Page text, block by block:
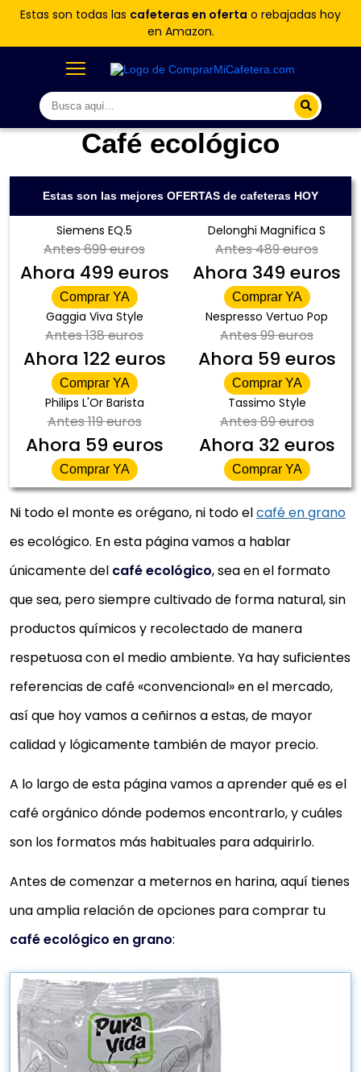
Estas son todas las cafeteras en oferta o rebajadas hoy
en Amazon.
Café ecológico
Estas son las mejores OFERTAS de cafeteras HOY
Siemens EQ.5
Antes699 euros
Ahora 499 euros
Comprar YA
Delonghi Magnifica S
Antes489 euros
Ahora 349 euros
Comprar YA
Gaggia Viva Style
Antes138 euros
Ahora 122 euros
Comprar YA
Nespresso Vertuo Pop
Antes99 euros
Ahora 59 euros
Comprar YA
Philips L'Or Barista
Antes119 euros
Ahora 59 euros
Comprar YA
Tassimo Style
Antes89 euros
Ahora 32 euros
Comprar YA
Ni todo el monte es orégano, ni todo elcafé en grano
es ecológico. En esta página vamos a hablar
únicamente del café ecológico, sea en el formato
que sea, pero siempre cultivado de forma natural, sin
productos químicos y recolectado de manera
respetuosa con el medio ambiente. Ya hay suficientes
referencias de café «convencional» en el mercado,
así que hoy vamos a ceñirnos a estas, de mayor
calidad y lógicamente también de mayor precio.
A lo largo de esta página vamos a aprender qué es el
café orgánico dónde podemos encontrarlo, y cuáles
son los formatos más habituales para adquirirlo.
Antes de comenzar a meternos en harina, aquí tienes
una amplia relación de opciones para comprar tu
café ecológico en grano: